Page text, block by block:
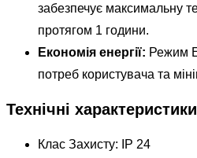
забезпечує максимальну
протягом 1 години.
Економія енергії: Режим
потреб користувача та
Технічні
Клас Захисту: IP 24